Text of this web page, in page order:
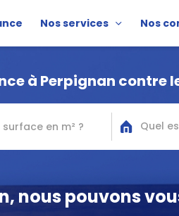
Nos services Nos
à Perpignan contre
Quel
nous pouvons